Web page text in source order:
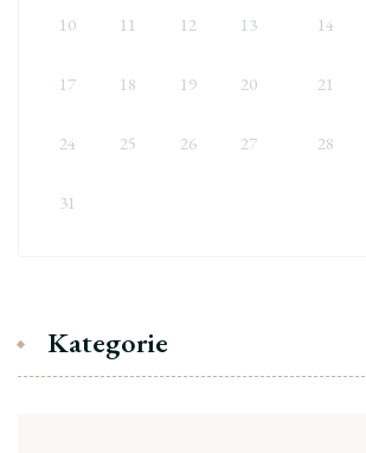
10 11 12 13 14
17 18 19 20 21
24 25 26 27 28
31
Kategorie